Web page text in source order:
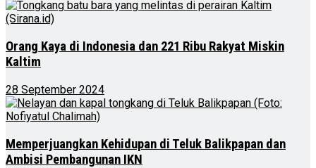
Orang Kaya di Indonesia dan 221 Ribu Rakyat Miskin
Kaltim
28 September 2024
Memperjuangkan Kehidupan di Teluk Balikpapan dan
Ambisi Pembangunan IKN